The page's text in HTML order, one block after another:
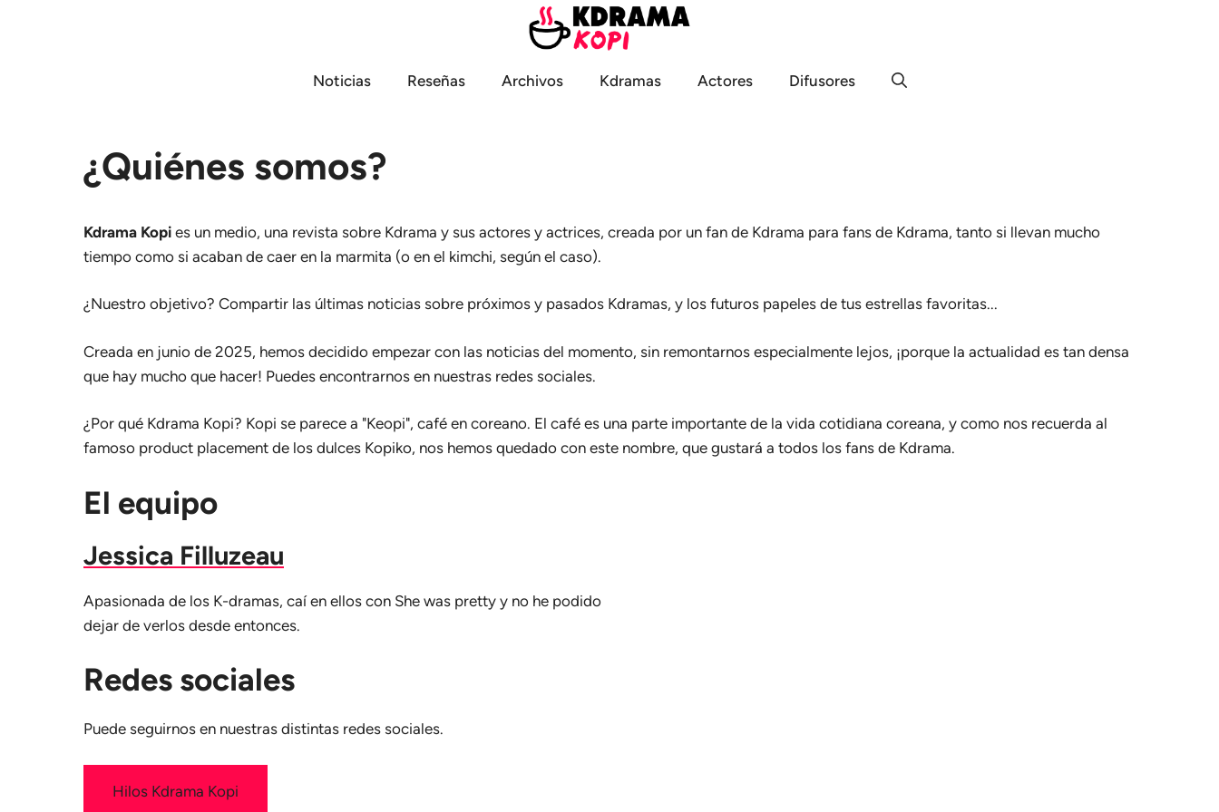
Noticias
Reseñas Archivos Kdramas Actores Difusores
¿Quiénes somos?
Kdrama Kopi es un medio, una revista sobre Kdrama y sus actores y actrices, creada por un fan de Kdrama para fans de Kdrama, tanto si llevan mucho
tiempo como si acaban de caer en la marmita (o en el kimchi, según el caso).
¿Nuestro objetivo? Compartir las últimas noticias sobre próximos y pasados Kdramas, y los futuros papeles de tus estrellas favoritas...
Creada en junio de 2025, hemos decidido empezar con las noticias del momento, sin remontarnos especialmente lejos, ¡porque la actualidad es tan densa
que hay mucho que hacer! Puedes encontrarnos en nuestras redes sociales.
¿Por qué Kdrama Kopi? Kopi se parece a "Keopi", café en coreano. El café es una parte importante de la vida cotidiana coreana, y como nos recuerda al
famoso product placement de los dulces Kopiko, nos hemos quedado con este nombre, que gustará a todos los fans de Kdrama.
El equipo
Jessica Filluzeau
Apasionada de los K-dramas, caí en ellos con She was pretty y no he podido
dejar de verlos desde entonces.
Redes sociales
Puede seguirnos en nuestras distintas redes sociales.
Hilos Kdrama Kopi